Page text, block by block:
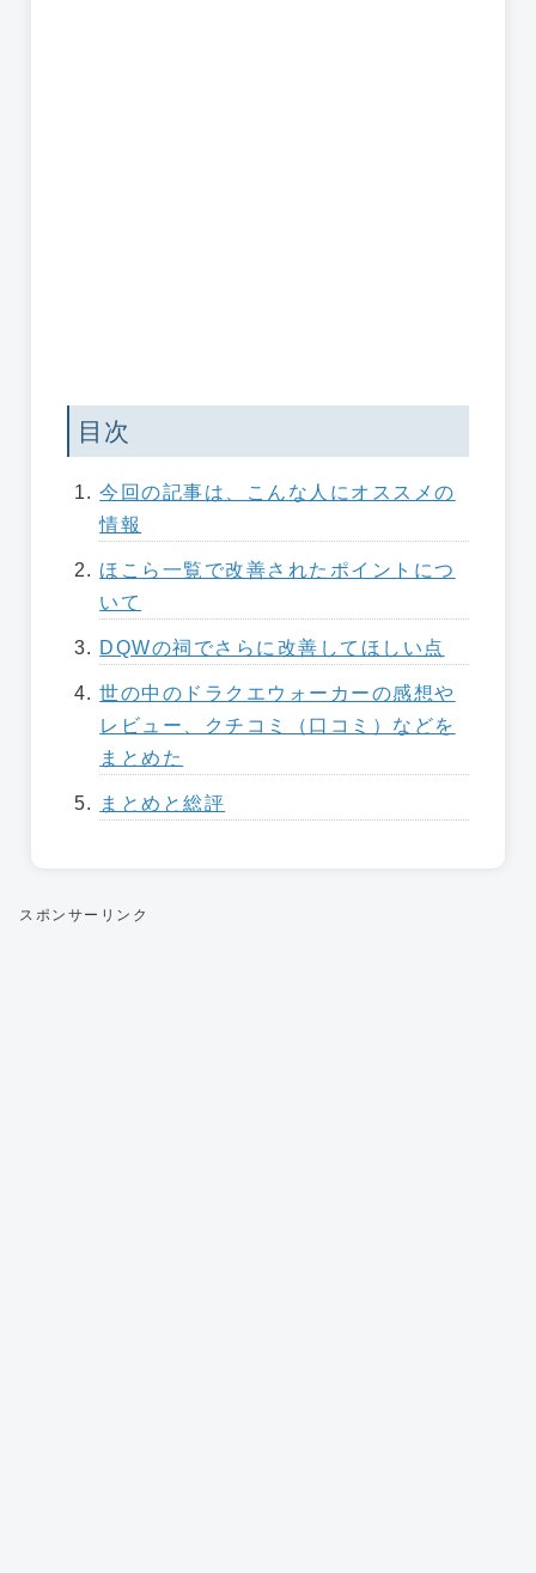
目次
今回の記事は、こんな人にオススメの
情報
ほこら一覧で改善されたポイントにつ
いて
DQWの祠でさらに改善してほしい点
世の中のドラクエウォーカーの感想や
レビュー、クチコミ（口コミ）などを
まとめた
まとめと総評
スポンサーリンク